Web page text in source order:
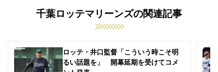
千葉ロッテマリーンズの関連記事
ロッテ・井口監督「こういう時こそ明
るい話題を」 開幕延期を受けてコメ